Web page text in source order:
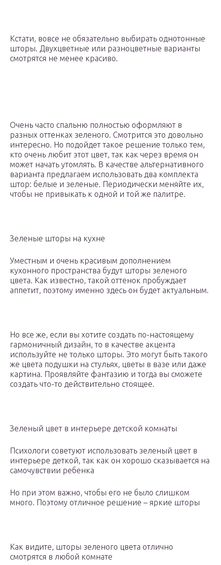
Кстати, вовсе не обязательно выбирать однотонные
шторы. Двухцветные или разноцветные варианты
смотрятся не менее красиво.
Очень часто спальню полностью оформляют в
разных оттенках зеленого. Смотрится это довольно
интересно. Но подойдет такое решение только тем,
кто очень любит этот цвет, так как через время он
может начать утомлять. В качестве альтернативного
варианта предлагаем использовать два комплекта
штор: белые и зеленые. Периодически меняйте их,
чтобы не привыкать к одной и той же палитре.
Зеленые шторы на кухне
Уместным и очень красивым дополнением
кухонного пространства будут шторы зеленого
цвета. Как известно, такой оттенок пробуждает
аппетит, поэтому именно здесь он будет актуальным.
Но все же, если вы хотите создать по-настоящему
гармоничный дизайн, то в качестве акцента
используйте не только шторы. Это могут быть такого
же цвета подушки на стульях, цветы в вазе или даже
картина. Проявляйте фантазию и тогда вы сможете
создать что-то действительно стоящее.
Зеленый цвет в интерьере детской комнаты
Психологи советуют использовать зеленый цвет в
интерьере деткой, так как он хорошо сказывается на
самочувствии ребенка
Но при этом важно, чтобы его не было слишком
много. Поэтому отличное решение – яркие шторы
Как видите, шторы зеленого цвета отлично
смотрятся в любой комнате